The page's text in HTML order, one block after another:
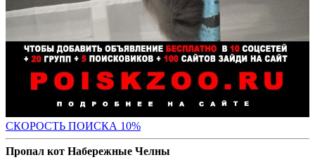
СКОРОСТЬ ПОИСКА 10%
Пропал кот Набережные Челны